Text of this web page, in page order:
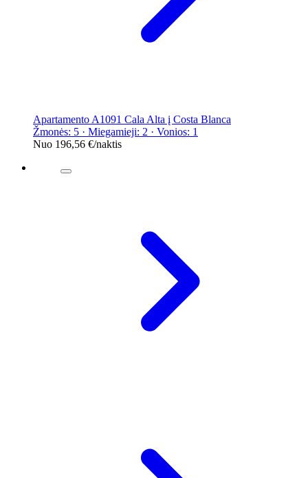
Apartamento A1091 Cala Alta į Costa Blanca
Žmonės: 5 · Miegamieji: 2 · Vonios: 1
Nuo 196,56 €/naktis